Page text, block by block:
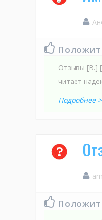
Отзывы [В.]
читает
Подробнее